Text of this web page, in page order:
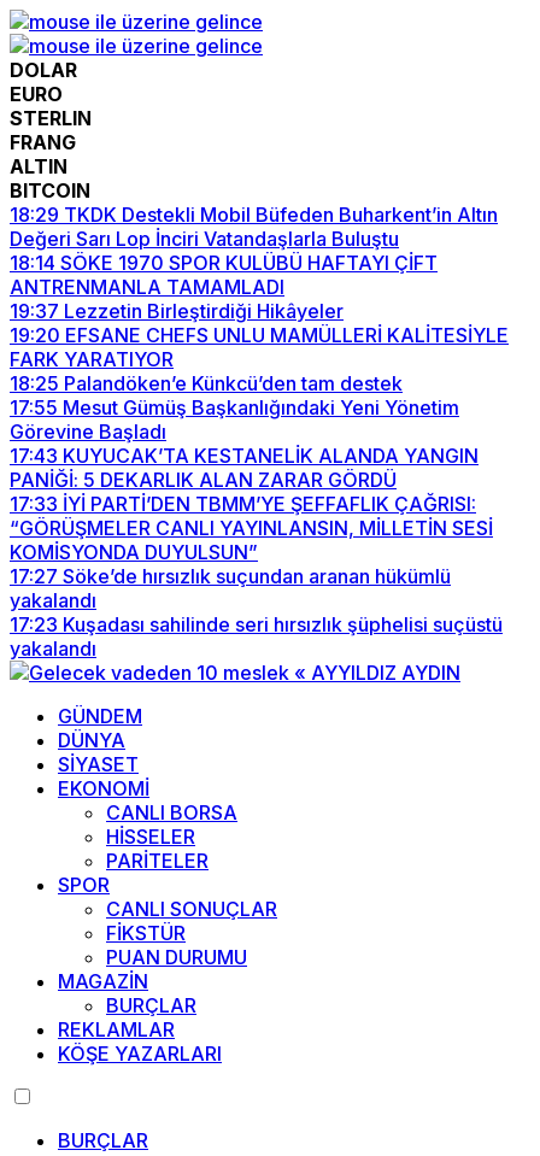
DOLAR
EURO
STERLIN
FRANG
ALTIN
BITCOIN
18:29 TKDK Destekli Mobil Büfeden Buharkent’in Altın
Değeri Sarı Lop İnciri Vatandaşlarla Buluştu
18:14 SÖKE 1970 SPOR KULÜBÜ HAFTAYI ÇİFT
ANTRENMANLA TAMAMLADI
19:37 Lezzetin Birleştirdiği Hikâyeler
19:20 EFSANE CHEFS UNLU MAMÜLLERİ KALİTESİYLE
FARK YARATIYOR
18:25 Palandöken’e Künkcü’den tam destek
17:55 Mesut Gümüş Başkanlığındaki Yeni Yönetim
Görevine Başladı
17:43 KUYUCAK’TA KESTANELİK ALANDA YANGIN
PANİĞİ: 5 DEKARLIK ALAN ZARAR GÖRDÜ
17:33 İYİ PARTİ’DEN TBMM’YE ŞEFFAFLIK ÇAĞRISI:
“GÖRÜŞMELER CANLI YAYINLANSIN, MİLLETİN SESİ
KOMİSYONDA DUYULSUN”
17:27 Söke’de hırsızlık suçundan aranan hükümlü
yakalandı
17:23 Kuşadası sahilinde seri hırsızlık şüphelisi suçüstü
yakalandı
GÜNDEM
DÜNYA
SİYASET
EKONOMİ
CANLI BORSA
HİSSELER
PARİTELER
SPOR
CANLI SONUÇLAR
FİKSTÜR
PUAN DURUMU
MAGAZİN
BURÇLAR
REKLAMLAR
KÖŞE YAZARLARI
BURÇLAR